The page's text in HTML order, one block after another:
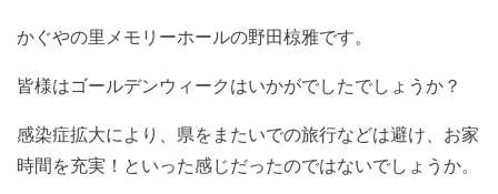
かぐやの里メモリーホールの野田椋雅です。
皆様はゴールデンウィークはいかがでしたでしょうか？
感染症拡大により、県をまたいでの旅行などは避け、お家
時間を充実！といった感じだったのではないでしょうか。